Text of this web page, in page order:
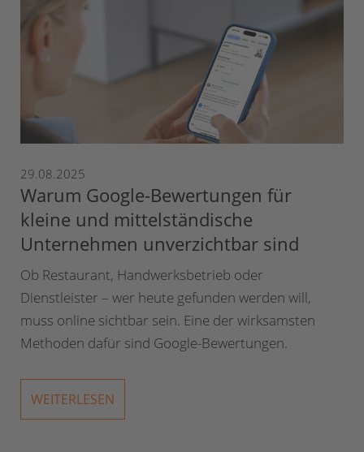
29.08.2025
Warum Google-Bewertungen für
kleine und mittelständische
Unternehmen unverzichtbar sind
Ob Restaurant, Handwerksbetrieb oder
Dienstleister – wer heute gefunden werden will,
muss online sichtbar sein. Eine der wirksamsten
Methoden dafür sind Google-Bewertungen.
WEITERLESEN